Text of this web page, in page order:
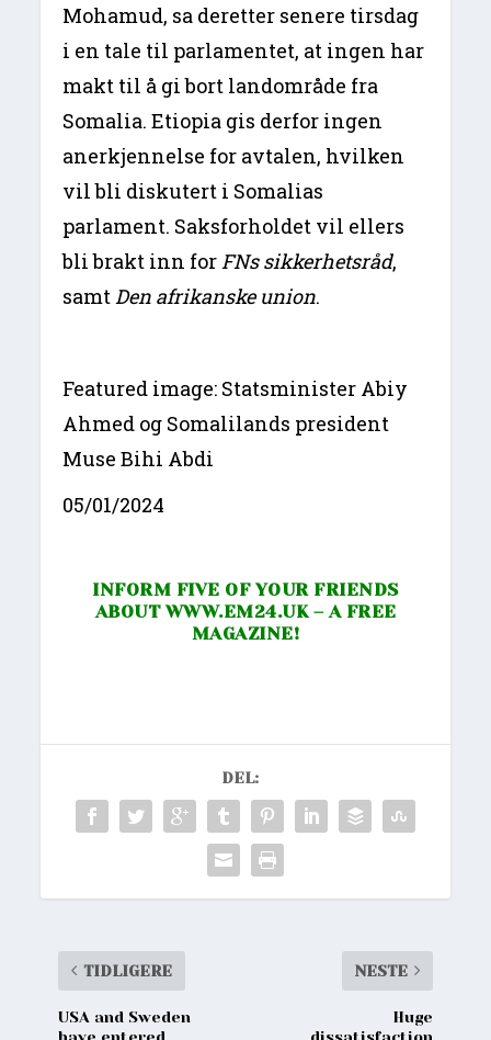
Mohamud, sa deretter senere tirsdag
i en tale til parlamentet, at ingen har
makt til å gi bort landområde fra
Somalia. Etiopia gis derfor ingen
anerkjennelse for avtalen, hvilken
vil bli diskutert i Somalias
parlament. Saksforholdet vil ellers
bli brakt inn forFNs sikkerhetsråd,
samtDen afrikanske union.
Featured image: Statsminister Abiy
Ahmed og Somalilands president
Muse Bihi Abdi
05/01/2024
INFORM FIVE OF YOUR FRIENDS
ABOUTWWW.EM24.UK– A FREE
MAGAZINE!
DEL:
TIDLIGERE
USA and Sweden
NESTE
Huge